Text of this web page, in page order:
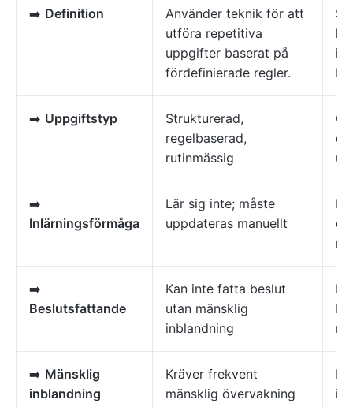
➡️ Definition
Använder teknik för att
utföra repetitiva
uppgifter baserat på
fördefinierade regler.
➡️ Uppgiftstyp
Strukturerad,
regelbaserad,
rutinmässig
➡️
Inlärningsförmåga
Lär sig inte; måste
uppdateras manuellt
➡️
Beslutsfattande
Kan inte fatta beslut
utan mänsklig
inblandning
➡️ Mänsklig
inblandning
Kräver frekvent
mänsklig övervakning